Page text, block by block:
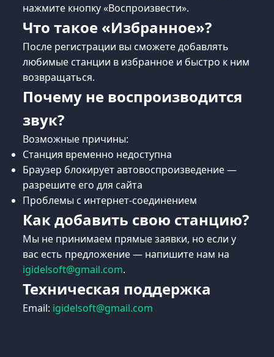
нажмите кнопку «Воспроизвести».
Что такое «Избранное»?
После регистрации вы сможете добавлять
любимые станции в избранное и быстро к ним
возвращаться.
Почему не воспроизводится
звук?
Возможные причины:
Станция временно недоступна
Браузер блокирует автовоспроизведение —
разрешите его для сайта
Проблемы с интернет-соединением
Как добавить свою станцию?
Мы не принимаем прямые заявки, но если у
вас есть предложение — напишите нам на
igidelsoft@gmail.com.
Техническая поддержка
Email: igidelsoft@gmail.com